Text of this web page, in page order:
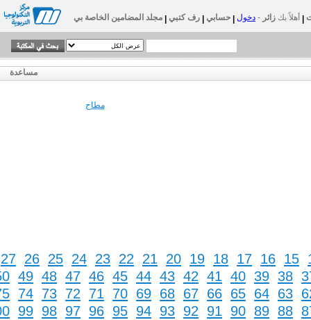
أهلاً بك زائر - دخول حسابي رف كتبي مجلد المضامين الخاصة بي
مساعدة
مطاح
15
16
17
18
19
20
21
22
23
24
25
26
27
38
39
40
41
42
43
44
45
46
47
48
49
63
64
65
66
67
68
69
70
71
72
73
74
88
89
90
91
92
93
94
95
96
97
98
99